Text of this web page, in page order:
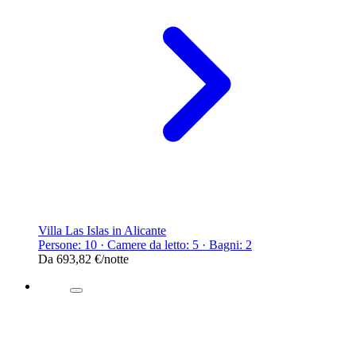
Villa Las Islas in Alicante
Persone: 10 · Camere da letto: 5 · Bagni: 2
Da 693,82 €/notte